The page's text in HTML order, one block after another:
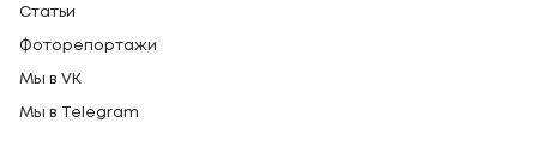
Статьи
Фоторепортажи
Мы в VK
Мы в Telegram